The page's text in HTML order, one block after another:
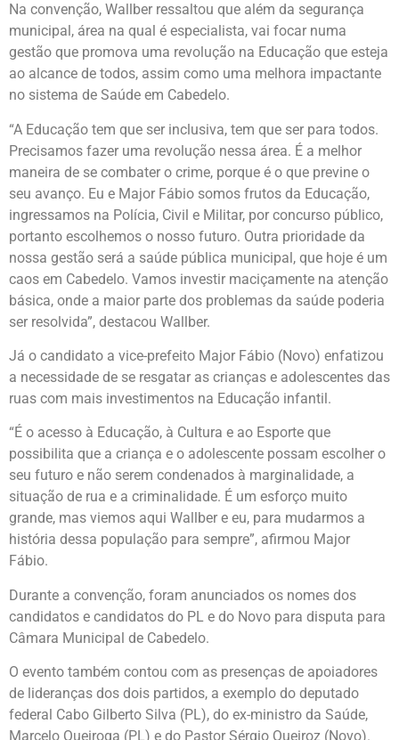
Na convenção, Wallber ressaltou que além da segurança
municipal, área na qual é especialista, vai focar numa
gestão que promova uma revolução na Educação que esteja
ao alcance de todos, assim como uma melhora impactante
no sistema de Saúde em Cabedelo.
“A Educação tem que ser inclusiva, tem que ser para todos.
Precisamos fazer uma revolução nessa área. É a melhor
maneira de se combater o crime, porque é o que previne o
seu avanço. Eu e Major Fábio somos frutos da Educação,
ingressamos na Polícia, Civil e Militar, por concurso público,
portanto escolhemos o nosso futuro. Outra prioridade da
nossa gestão será a saúde pública municipal, que hoje é um
caos em Cabedelo. Vamos investir maciçamente na atenção
básica, onde a maior parte dos problemas da saúde poderia
ser resolvida”, destacou Wallber.
Já o candidato a vice-prefeito Major Fábio (Novo) enfatizou
a necessidade de se resgatar as crianças e adolescentes das
ruas com mais investimentos na Educação infantil.
“É o acesso à Educação, à Cultura e ao Esporte que
possibilita que a criança e o adolescente possam escolher o
seu futuro e não serem condenados à marginalidade, a
situação de rua e a criminalidade. É um esforço muito
grande, mas viemos aqui Wallber e eu, para mudarmos a
história dessa população para sempre”, afirmou Major
Fábio.
Durante a convenção, foram anunciados os nomes dos
candidatos e candidatos do PL e do Novo para disputa para
Câmara Municipal de Cabedelo.
O evento também contou com as presenças de apoiadores
de lideranças dos dois partidos, a exemplo do deputado
federal Cabo Gilberto Silva (PL), do ex-ministro da Saúde,
Marcelo Queiroga (PL) e do Pastor Sérgio Queiroz (Novo).